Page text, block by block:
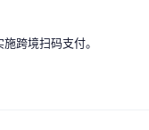
跨境扫码支付。